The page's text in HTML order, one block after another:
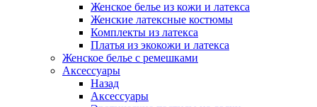
Женское белье из кожи и латекса
Женские латексные костюмы
Комплекты из латекса
Платья из экокожи и латекса
Женское белье с ремешками
Аксессуары
Назад
Аксессуары